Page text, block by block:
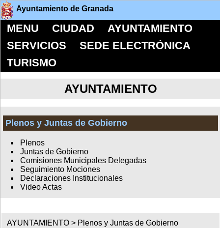
Ayuntamiento de Granada
MENU CIUDAD
AYUNTAMIENTO
SERVICIOS
SEDE ELECTRÓNICA
TURISMO
AYUNTAMIENTO
Plenos y Juntas de Gobierno
Plenos
Juntas de Gobierno
Comisiones Municipales Delegadas
Seguimiento Mociones
Declaraciones Institucionales
Video Actas
AYUNTAMIENTO > Plenos y Juntas de Gobierno